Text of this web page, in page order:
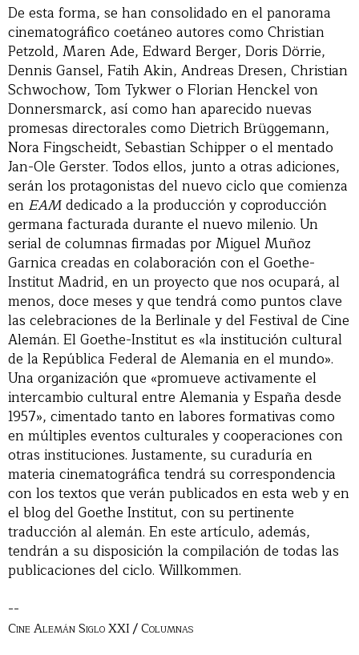
De esta forma, se han consolidado en el panorama
cinematográfico coetáneo autores como Christian
Petzold, Maren Ade, Edward Berger, Doris Dörrie,
Dennis Gansel, Fatih Akin, Andreas Dresen, Christian
Schwochow, Tom Tykwer o Florian Henckel von
Donnersmarck, así como han aparecido nuevas
promesas directorales como Dietrich Brüggemann,
Nora Fingscheidt, Sebastian Schipper o el mentado
Jan-Ole Gerster. Todos ellos, junto a otras adiciones,
serán los protagonistas del nuevo ciclo que comienza
en EAMdedicado a la producción y coproducción
germana facturada durante el nuevo milenio. Un
serial de columnas firmadas por Miguel Muñoz
Garnica creadas en colaboración con el Goethe-
Institut Madrid, en un proyecto que nos ocupará, al
menos, doce meses y que tendrá como puntos clave
las celebraciones de la Berlinale y del Festival de Cine
Alemán. El Goethe-Institut es «la institución cultural
de la República Federal de Alemania en el mundo».
Una organización que «promueve activamente el
intercambio cultural entre Alemania y España desde
1957», cimentado tanto en labores formativas como
en múltiples eventos culturales y cooperaciones con
otras instituciones. Justamente, su curaduría en
materia cinematográfica tendrá su correspondencia
con los textos que verán publicados en esta web y en
el blog del Goethe Institut, con su pertinente
traducción al alemán. En este artículo, además,
tendrán a su disposición la compilación de todas las
publicaciones del ciclo. Willkommen.
--
Cine Alemán Siglo XXI / Columnas